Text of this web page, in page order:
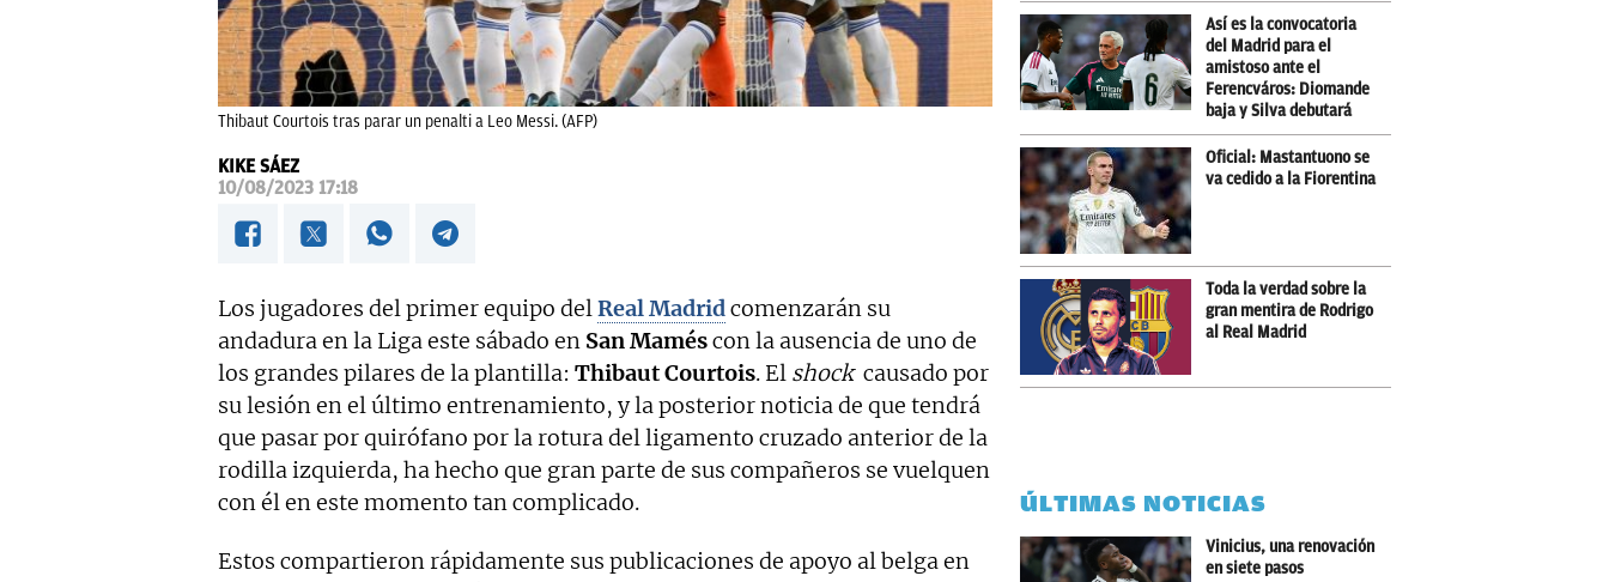
Thibaut Courtois tras parar un penalti a Leo Messi. (AFP)
KIKE SÁEZ
10/08/2023 17:18
Los jugadores del primer equipo delReal Madridcomenzarán su
andadura en la Liga este sábado en San Maméscon la ausencia de uno de
los grandes pilares de la plantilla: Thibaut Courtois. El shock causado por
su lesión en el último entrenamiento, y la posterior noticia de que tendrá
que pasar por quirófano por la rotura del ligamento cruzado anterior de la
rodilla izquierda, ha hecho que gran parte de sus compañeros se vuelquen
con él en este momento tan complicado.
Estos compartieron rápidamente sus publicaciones de apoyo al belga en
Así es la convocatoria
del Madrid para el
amistoso ante el
Ferencváros: Diomande
baja y Silva debutará
Oficial: Mastantuono se
va cedido a la Fiorentina
Toda la verdad sobre la
gran mentira de Rodrigo
al Real Madrid
ÚLTIMAS NOTICIAS
Vinicius, una renovación
en siete pasos